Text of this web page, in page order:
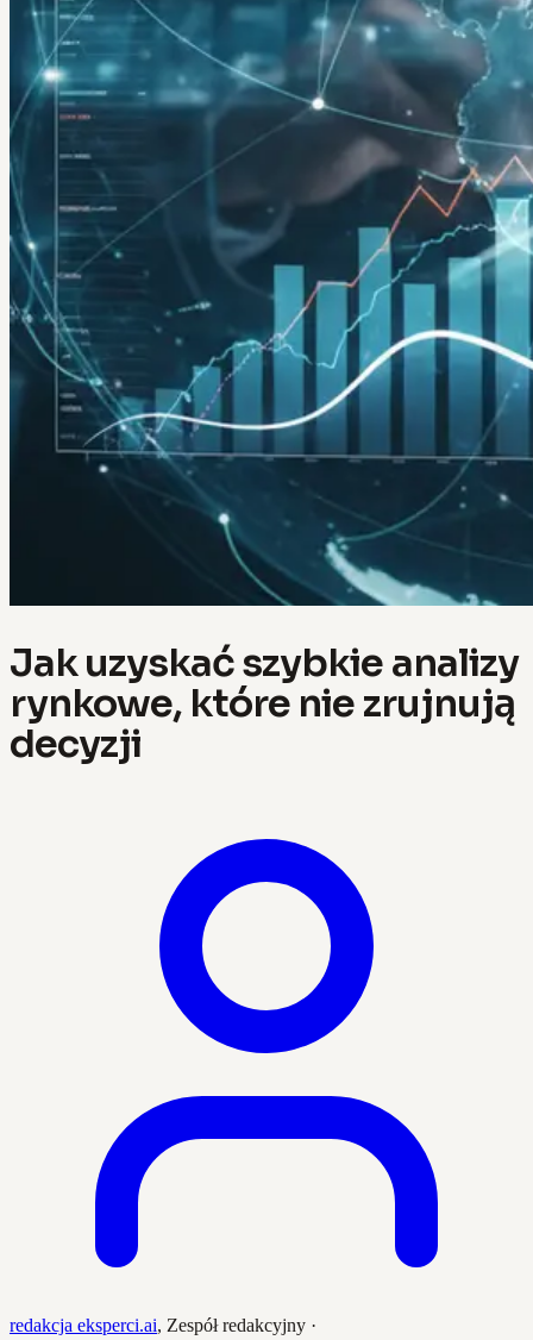
Jak uzyskać szybkie analizy
rynkowe, które nie zrujnują
decyzji
redakcja eksperci.ai, Zespół redakcyjny ·